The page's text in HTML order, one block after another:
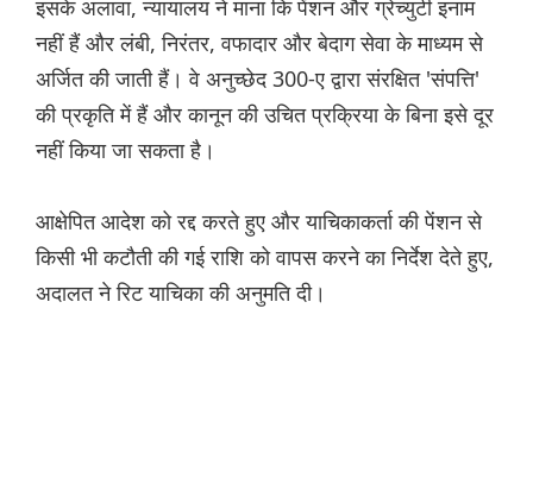
इसके अलावा, न्यायालय ने माना कि पेंशन और ग्रेच्युटी इनाम
नहीं हैं और लंबी, निरंतर, वफादार और बेदाग सेवा के माध्यम से
अर्जित की जाती हैं। वे अनुच्छेद 300-ए द्वारा संरक्षित 'संपत्ति'
की प्रकृति में हैं और कानून की उचित प्रक्रिया के बिना इसे दूर
नहीं किया जा सकता है।
आक्षेपित आदेश को रद्द करते हुए और याचिकाकर्ता की पेंशन से
किसी भी कटौती की गई राशि को वापस करने का निर्देश देते हुए,
अदालत ने रिट याचिका की अनुमति दी।